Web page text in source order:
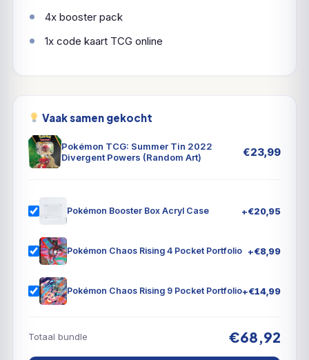
4x booster pack
1x code kaart TCG online
Vaak samen gekocht
Pokémon TCG: Summer Tin 2022
Divergent Powers (Random Art)
€23,99
Pokémon Booster Box Acryl Case +€20,95
Pokémon Chaos Rising 4 Pocket Portfolio +€8,99
Pokémon Chaos Rising 9 Pocket Portfolio+€14,99
Totaal bundle €68,92